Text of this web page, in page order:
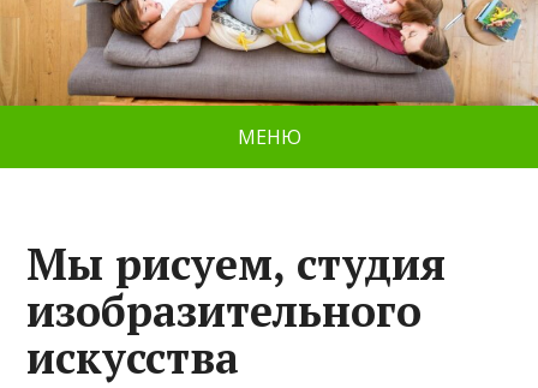
МЕНЮ
Мы рисуем, студия
изобразительного
искусства